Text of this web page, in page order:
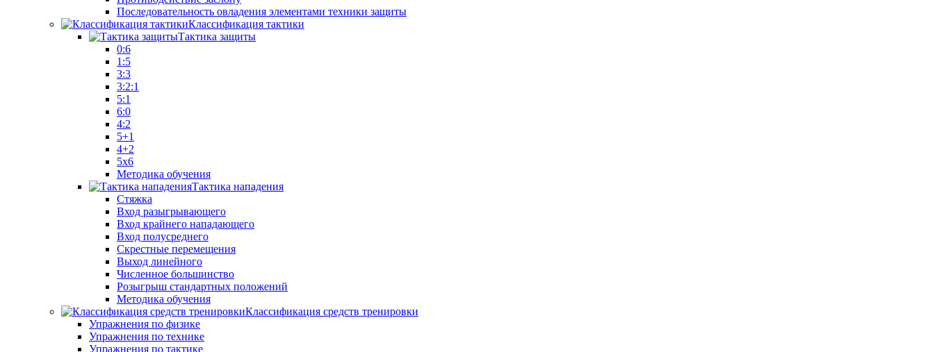
Последовательность овладения элементами техники защиты
Классификация тактики
Тактика защиты
0:6
1:5
3:3
3:2:1
5:1
6:0
4:2
5+1
4+2
5x6
Методика обучения
Тактика нападения
Стяжка
Вход разыгрывающего
Вход крайнего нападающего
Вход полусреднего
Скрестные перемещения
Выход линейного
Численное большинство
Розыгрыш стандартных положений
Методика обучения
Классификация средств тренировки
Упражнения по физике
Упражнения по технике
Упражнения по тактике